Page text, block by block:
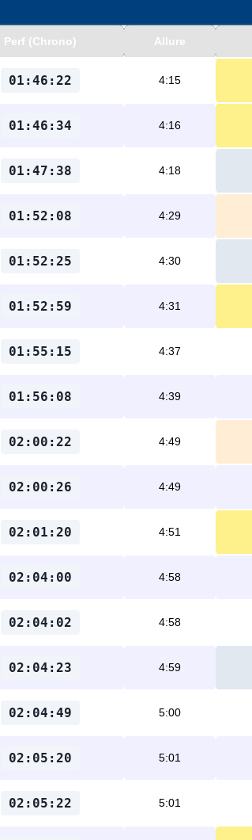
Perf (Chrono) Allure
01:46:22 4:15
01:46:34 4:16
01:47:38 4:18
01:52:08 4:29
01:52:25 4:30
01:52:59 4:31
01:55:15 4:37
01:56:08 4:39
02:00:22 4:49
02:00:26 4:49
02:01:20 4:51
02:04:00 4:58
02:04:02 4:58
02:04:23 4:59
02:04:49 5:00
02:05:20 5:01
02:05:22 5:01